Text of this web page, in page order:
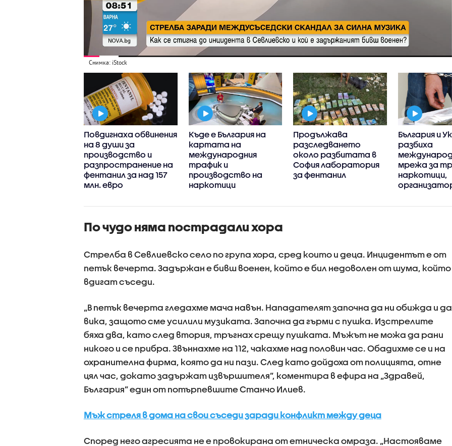
Снимка: iStock
Повдигнаха обвинения
на 8 души за
производство и
разпространение на
фентанил за над 157
млн. евро
Къде е България на
картата на
международния
трафик и
производство на
наркотици
Продължава
разследването
около разбитата в
София лаборатория
за фентанил
България и
разбиха
мрежа за
наркотици,
По чудо няма пострадали хора
Стрелба в Севлиевско село по група хора, сред които и деца. Инцидентът е от
петък вечерта. Задържан е бивш военен, който е бил недоволен от шума, който
вдигат съседи.
„В петък вечерта гледахме мача навън. Нападателят започна да ни обижда и да
вика, защото сме усилили музиката. Започна да гърми с пушка. Изстрелите
бяха два, като след втория, тръгнах срещу пушката. Мъжът не можа да рани
никого и се прибра. Звъннахме на 112, чакахме над половин час. Обадихме се и на
охранителна фирма, която да ни пази. След като дойдоха от полицията, отне
цял час, докато задържат извършителя”, коментира в ефира на „Здравей,
България” един от потърпевшите Станчо Илиев.
Мъж стреля в дома на свои съседи заради конфликт между деца
Според него агресията не е провокирана от етническа омраза. „Настояваме